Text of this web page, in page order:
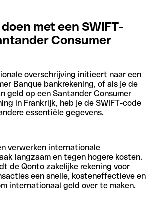
met een SWIFT-
Consumer
overschrijving initieert naar een
Banque bankrekening, of als je de
geld op een Santander Consumer
in Frankrijk, heb je de SWIFT-code
essentiële gegevens.
verwerken internationale
langzaam en tegen hogere kosten.
de Qonto zakelijke rekening voor
een snelle, kosteneffectieve en
internationaal geld over te maken.